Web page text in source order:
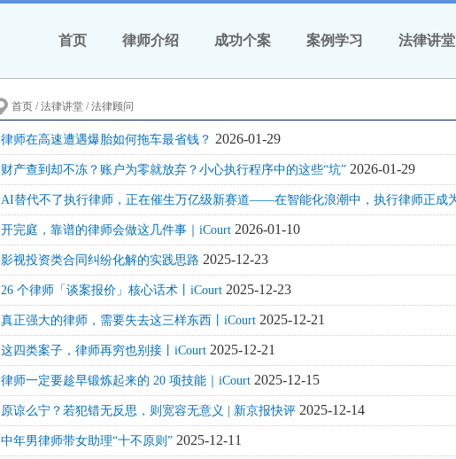
法律讲堂
案例学习
成功个案
律师介绍
首页
首页 / 法律讲堂 / 法律顾问
律师在高速遭遇爆胎如何拖车最省钱？ 2026-01-29
财产查到却不冻？账户为零就放弃？小心执行程序中的这些“坑” 2026-01-29
开完庭，靠谱的律师会做这几件事｜iCourt 2026-01-10
影视投资类合同纠纷化解的实践思路 2025-12-23
26 个律师「谈案报价」核心话术丨iCourt 2025-12-23
真正强大的律师，需要失去这三样东西丨iCourt 2025-12-21
这四类案子，律师再穷也别接丨iCourt 2025-12-21
律师一定要趁早锻炼起来的 20 项技能｜iCourt 2025-12-15
原谅么宁？若犯错无反思，则宽容无意义 | 新京报快评 2025-12-14
中年男律师带女助理“十不原则” 2025-12-11